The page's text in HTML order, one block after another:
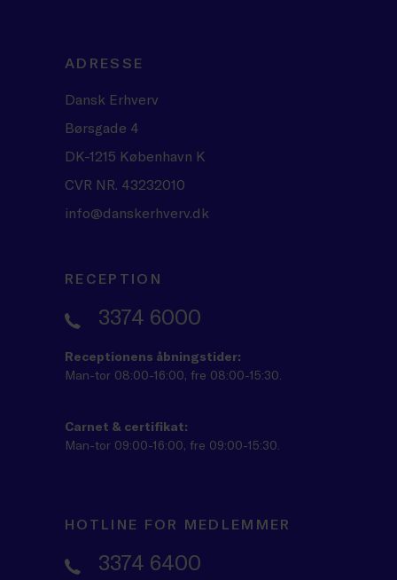
ADRESSE
Dansk Erhverv
Børsgade 4
DK-1215 København K
CVR NR. 43232010
info@danskerhverv.dk
RECEPTION
3374 6000
Receptionens åbningstider:
Man-tor 08:00-16:00, fre 08:00-15:30.
Carnet & certifikat:
Man-tor 09:00-16:00, fre 09:00-15:30.
HOTLINE FOR MEDLEMMER
3374 6400